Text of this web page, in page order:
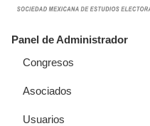
Panel de Administrador
Congresos
Asociados
Usuarios